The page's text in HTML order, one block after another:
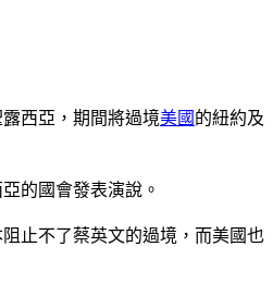
西亞，期間將過境美國 的紐約及
的國會發表演說。
止不了蔡英文的過境，而美國也